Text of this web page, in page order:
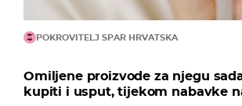
POKROVITELJ SPAR HRVATSKA
Omiljene proizvode za njegu
kupiti i usput, tijekom nabavke